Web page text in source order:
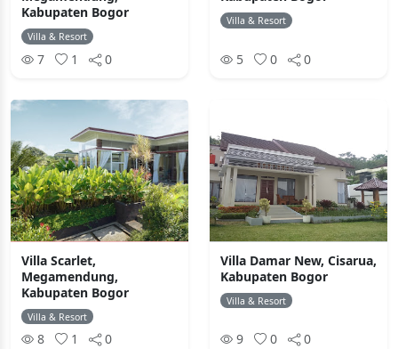
Kabupaten Bogor
Villa & Resort
7 1 0
Villa & Resort
5 0 0
Villa Scarlet,
Megamendung,
Kabupaten Bogor
Villa & Resort
8 1 0
Villa Damar New, Cisarua,
Kabupaten Bogor
Villa & Resort
9 0 0